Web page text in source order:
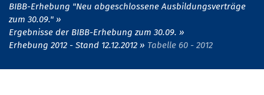
BIBB-Erhebung "Neu abgeschlossene Ausbildungsverträge
zum 30.09."
Ergebnisse der BIBB-Erhebung zum 30.09.
Erhebung 2012 - Stand 12.12.2012
Tabelle 60 - 2012